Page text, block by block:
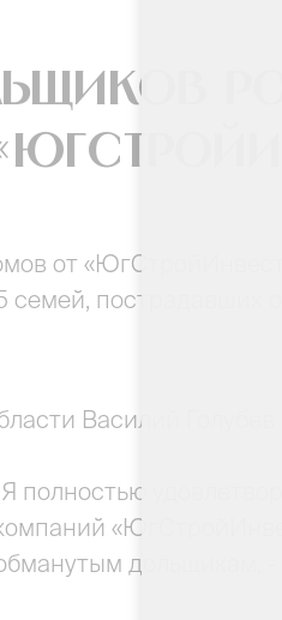
от
семей, пострадавших
Василий Голубев
дольщикам, -